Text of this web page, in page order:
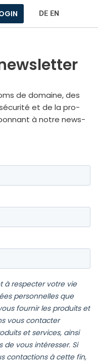
de domaine, des
et de la pro­
à notre news­